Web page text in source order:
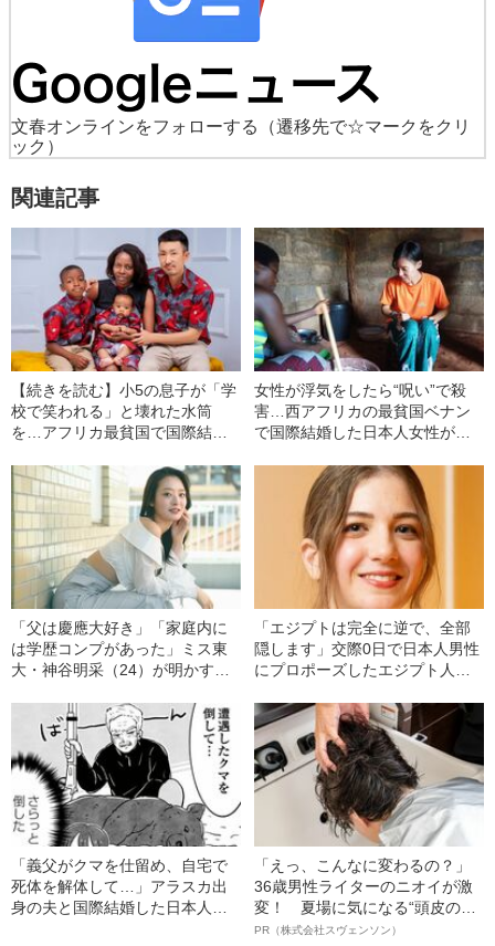
文春オンラインをフォローする
（遷移先で☆マークをクリ
ック）
関連記事
【続きを読む】小5の息子が「学
校で笑われる」と壊れた水筒
を…アフリカ最貧国で国際結婚
日本とマラウイの決定的な違い
女性が浮気をしたら“呪い”で殺
害…西アフリカの最貧国ベナン
で国際結婚した日本人女性が明
一夫人のその後
「父は慶應大好き」「家庭内に
は学歴コンプがあった」ミス東
大・神谷明采（24）が明かす、4
た子ども時代〈偏差値37〉
「エジプトは完全に逆で、全部
隠します」交際0日で日本人男性
にプロポーズしたエジプト人妻
の生活――2023年読まれた記事
「義父がクマを仕留め、自宅で
死体を解体して…」アラスカ出
身の夫と国際結婚した日本人妻
「えっ、こんなに変わるの？」
36歳男性ライターのニオイが激
変！ 夏場に気になる“頭皮のニ
オイ”や“ベタつき”を解消す
PR（株式会社スヴェンソン）